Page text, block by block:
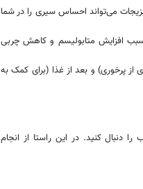
می‌تواند احساس سیری را در شما
افزایش متابولیسم و کاهش چربی
از پرخوری) و بعد از غذا (برای کمک به
دنبال کنید. در این راستا از انجام